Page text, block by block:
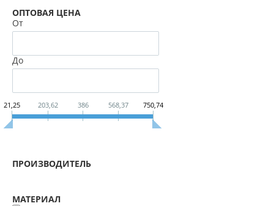
ОПТОВАЯ ЦЕНА
От
До
21,25 203,62 386 568,37 750,74
ПРОИЗВОДИТЕЛЬ
МАТЕРИАЛ